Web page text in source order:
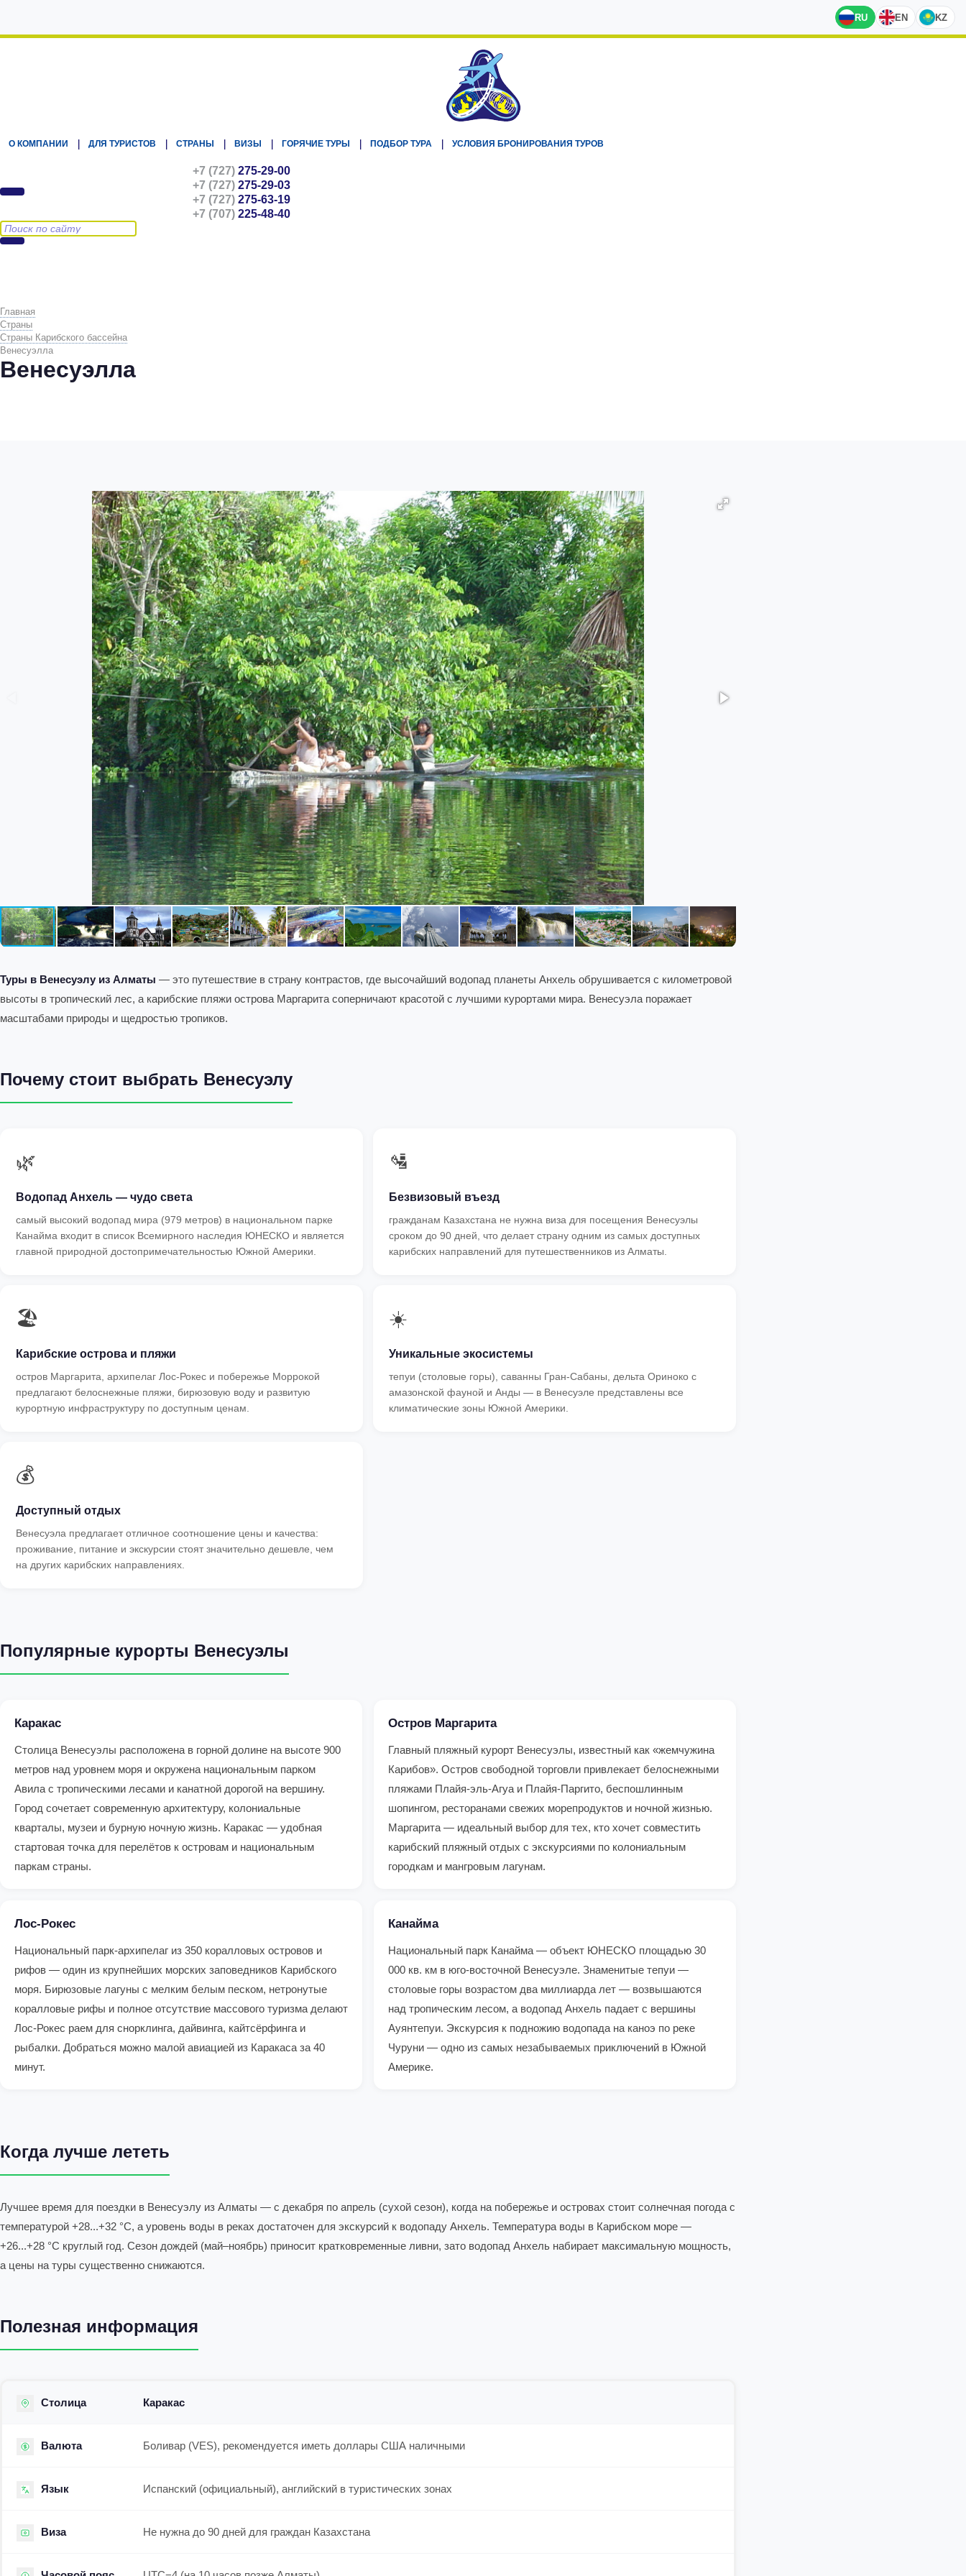
RU EN KZ
О КОМПАНИИ ДЛЯ ТУРИСТОВ СТРАНЫ ВИЗЫ ГОРЯЧИЕ ТУРЫ ПОДБОР ТУРА УСЛОВИЯ БРОНИРОВАНИЯ ТУРОВ
+7 (727) 275-29-00
+7 (727) 275-29-03
+7 (727) 275-63-19
+7 (707) 225-48-40
Главная
Страны
Страны Карибского бассейна
Венесуэлла
Венесуэлла
Туры в Венесуэлу из Алматы — это путешествие в страну контрастов, где высочайший водопад планеты Анхель обрушивается с километровой
высоты в тропический лес, а карибские пляжи острова Маргарита соперничают красотой с лучшими курортами мира. Венесуэла поражает
масштабами природы и щедростью тропиков.
Почему стоит выбрать Венесуэлу
🌿
Водопад Анхель — чудо света
самый высокий водопад мира (979 метров) в национальном парке
Канайма входит в список Всемирного наследия ЮНЕСКО и является
главной природной достопримечательностью Южной Америки.
🛂
Безвизовый въезд
гражданам Казахстана не нужна виза для посещения Венесуэлы
сроком до 90 дней, что делает страну одним из самых доступных
карибских направлений для путешественников из Алматы.
🏖
Карибские острова и пляжи
остров Маргарита, архипелаг Лос-Рокес и побережье Моррокой
предлагают белоснежные пляжи, бирюзовую воду и развитую
курортную инфраструктуру по доступным ценам.
☀️
Уникальные экосистемы
тепуи (столовые горы), саванны Гран-Сабаны, дельта Ориноко с
амазонской фауной и Анды — в Венесуэле представлены все
климатические зоны Южной Америки.
💰
Доступный отдых
Венесуэла предлагает отличное соотношение цены и качества:
проживание, питание и экскурсии стоят значительно дешевле, чем
на других карибских направлениях.
Популярные курорты Венесуэлы
Каракас
Столица Венесуэлы расположена в горной долине на высоте 900
метров над уровнем моря и окружена национальным парком
Авила с тропическими лесами и канатной дорогой на вершину.
Город сочетает современную архитектуру, колониальные
кварталы, музеи и бурную ночную жизнь. Каракас — удобная
стартовая точка для перелётов к островам и национальным
паркам страны.
Остров Маргарита
Главный пляжный курорт Венесуэлы, известный как «жемчужина
Карибов». Остров свободной торговли привлекает белоснежными
пляжами Плайя-эль-Агуа и Плайя-Паргито, беспошлинным
шопингом, ресторанами свежих морепродуктов и ночной жизнью.
Маргарита — идеальный выбор для тех, кто хочет совместить
карибский пляжный отдых с экскурсиями по колониальным
городкам и мангровым лагунам.
Лос-Рокес
Национальный парк-архипелаг из 350 коралловых островов и
рифов — один из крупнейших морских заповедников Карибского
моря. Бирюзовые лагуны с мелким белым песком, нетронутые
коралловые рифы и полное отсутствие массового туризма делают
Лос-Рокес раем для снорклинга, дайвинга, кайтсёрфинга и
рыбалки. Добраться можно малой авиацией из Каракаса за 40
минут.
Канайма
Национальный парк Канайма — объект ЮНЕСКО площадью 30
000 кв. км в юго-восточной Венесуэле. Знаменитые тепуи —
столовые горы возрастом два миллиарда лет — возвышаются
над тропическим лесом, а водопад Анхель падает с вершины
Ауянтепуи. Экскурсия к подножию водопада на каноэ по реке
Чуруни — одно из самых незабываемых приключений в Южной
Америке.
Когда лучше лететь
Лучшее время для поездки в Венесуэлу из Алматы — с декабря по апрель (сухой сезон), когда на побережье и островах стоит солнечная погода с
температурой +28...+32 °C, а уровень воды в реках достаточен для экскурсий к водопаду Анхель. Температура воды в Карибском море —
+26...+28 °C круглый год. Сезон дождей (май–ноябрь) приносит кратковременные ливни, зато водопад Анхель набирает максимальную мощность,
а цены на туры существенно снижаются.
Полезная информация
Столица Каракас
Валюта Боливар (VES), рекомендуется иметь доллары США наличными
Язык Испанский (официальный), английский в туристических зонах
Виза Не нужна до 90 дней для граждан Казахстана